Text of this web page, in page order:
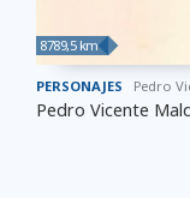
8789,5 km
PERSONAJES Pedro
Pedro Vicente